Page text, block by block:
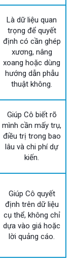
Là dữ liệu quan
trọng để quyết
định có cần ghép
xương, nâng
xoang hoặc dùng
hướng dẫn phẫu
thuật không.
Giúp Cô biết rõ
mình cần mấy trụ,
điều trị trong bao
lâu và chi phí dự
kiến.
Giúp Cô quyết
định trên dữ liệu
cụ thể, không chỉ
dựa vào giá hoặc
lời quảng cáo.